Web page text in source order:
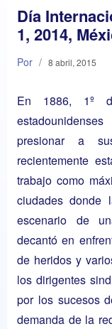
Día
1, 2014,
Por / 8 abril, 2015
En 1886, 1º
presionar a
recientemente
trabajo como
ciudades donde
escenario de
decantó en
de heridos y
los dirigentes
por los sucesos
demanda de la